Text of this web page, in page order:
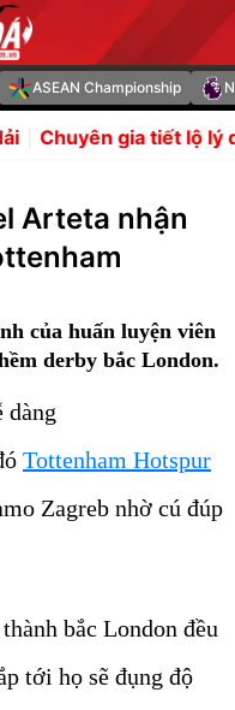
ASEAN Championship
lộ lý do Real từ bỏ
Arteta nhận
của huấn luyện viên
derby bắc London.
dàng
Tottenham Hotspur
Zagreb nhờ cú đúp
bắc London đều
tới họ sẽ đụng độ